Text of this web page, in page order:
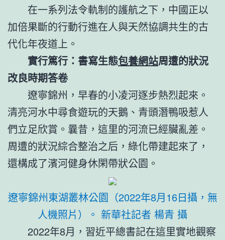
在一系列法令軌制的護航之下，中國正以
加倍果斷的行動行進在人與天然協調共生的古
代化年夜道上。
實行篤行：書寫生態包養網站周遭的狀況
改良時期答卷
遼寧錦州，早春的小凌河逐步熱烈起來。
清亮河水中尋食遊玩的天鵝、青頭潛鴨吸惹人
們立足欣賞。曩昔，這里的河流已經臟亂差。
周遭的狀況綜合整治之后，綠化帶建起來了，
還構成了濱河健身休閑帶狀公園。
遼寧錦州東湖叢林公園（2022年8月16日攝，無
人機照片）。 新華社記者 楊青 攝
2022年8月，習近平總書記在這里實地觀察